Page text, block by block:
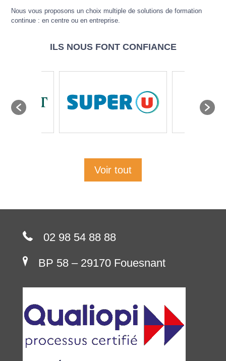
Nous vous proposons un choix multiple de solutions de formation
continue : en centre ou en entreprise.
ILS NOUS FONT CONFIANCE
Voir tout
02 98 54 88 88
BP 58 – 29170 Fouesnant